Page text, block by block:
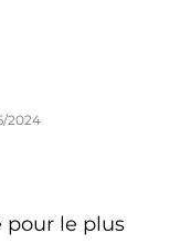
2024
pour le plus